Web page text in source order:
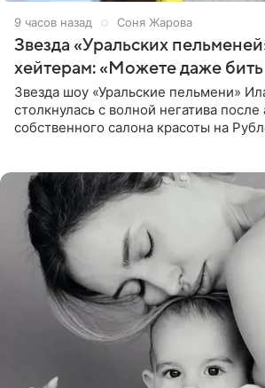
9 часов назад Соня Жарова
Звезда «Уральских
хейтерам: «Можете даже
Звезда шоу «Уральские пельмени»
столкнулась с волной негатива
собственного салона красоты на